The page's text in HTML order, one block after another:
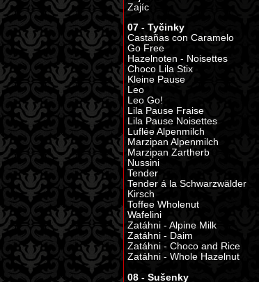
Zajíc
07 - Tyčinky
Castañas con Caramelo
Go Free
Hazelnoten - Noisettes
Choco Lila Stix
Kleine Pause
Leo
Leo Go!
Lila Pause Fraise
Lila Pause Noisettes
Luflée Alpenmilch
Marzipan Alpenmilch
Marzipan Zartherb
Nussini
Tender
Tender á la Schwarzwälder
Kirsch
Toffee Wholenut
Wafelini
Zatáhni - Alpine Milk
Zatáhni - Daim
Zatáhni - Choco and Rice
Zatáhni - Whole Hazelnut
08 - Sušenky